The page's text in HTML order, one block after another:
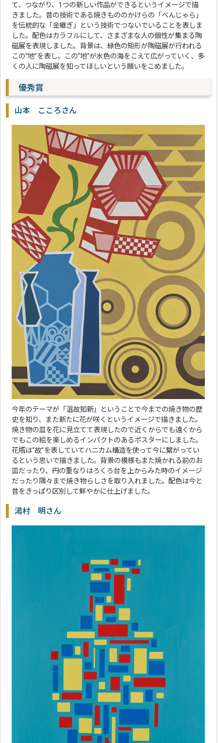
て、つながり、1つの新しい作品ができるというイメージで描
きました。昔の技術である焼きもののかけらの「べんじゃら」
を伝統的な「金継ぎ」という技術でつないでいることを表しま
した。配色はカラフルにして、さまざまな人の個性が集まる陶
磁展を表現しました。背景は、緑色の矩形が陶磁展が行われる
この“地”を表し、この“地”が水色の海をこえて広がっていく、多
くの人に陶磁展を知ってほしいという願いをこめました。
優秀賞
山本 こころさん
今年のテーマが「温故知新」ということで今までの焼き物の歴
史を知り、また新たに花が咲くというイメージで描きました。
焼き物の皿を花に見立てて表現したので近くからでも遠くから
でもこの絵を楽しめるインパクトのあるポスターにしました。
花瓶は“故”を表していてハニカム構造を使って今に繋がってい
るという思いで描きました。背景の模様もまた焼かれる前のお
皿だったり、円の重なりはろくろ台を上からみた時のイメージ
だったり隅々まで焼き物らしさを取り入れました。配色は今と
昔をきっぱり区別して鮮やかに仕上げました。
湯村 明さん